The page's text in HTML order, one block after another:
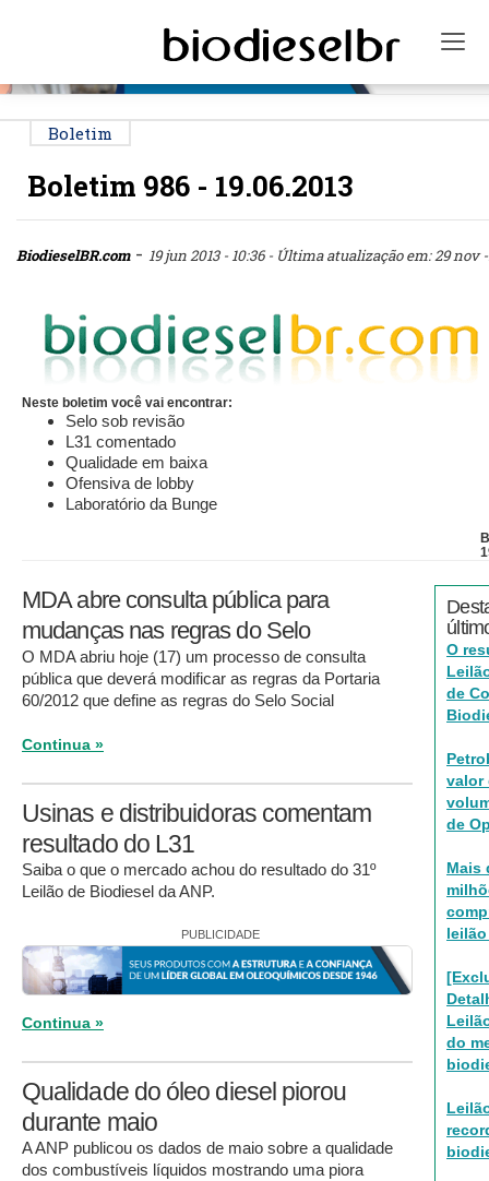
Boletim
Boletim 986 - 19.06.2013
BiodieselBR.com- 19 jun 2013 - 10:36 - Última atualização em: 29 nov -
Neste boletim você vai encontrar:
Selo sob revisão
L31 comentado
Qualidade em baixa
Ofensiva de lobby
Laboratório da Bunge
MDA abre consulta pública para
mudanças nas regras do Selo
O MDA abriu hoje (17) um processo de consulta
pública que deverá modificar as regras da Portaria
60/2012 que define as regras do Selo Social
Continua »
Usinas e distribuidoras comentam
resultado do L31
Saiba o que o mercado achou do resultado do 31º
Leilão de Biodiesel da ANP.
PUBLICIDADE
Continua »
Qualidade do óleo diesel piorou
durante maio
A ANP publicou os dados de maio sobre a qualidade
dos combustíveis líquidos mostrando uma piora
O
de
valor
de
Mais
do